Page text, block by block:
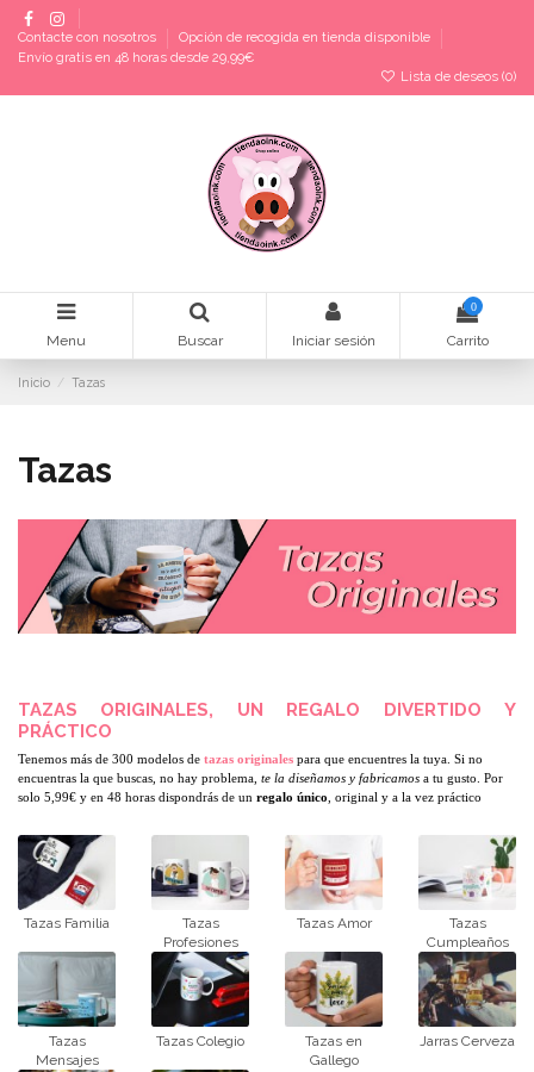
Contacte con nosotros
Opción de recogida en tienda disponible
Envío gratis en 48 horas desde 29,99€
Lista de deseos (0)
Menu Buscar Iniciar sesión
0
Carrito
Inicio Tazas
Tazas
TAZAS ORIGINALES, UN REGALO DIVERTIDO Y
PRÁCTICO
Tenemos más de 300 modelos de tazas originales para que encuentres la tuya. Si no
encuentras la que buscas, no hay problema, te la diseñamos y fabricamos a tu gusto. Por
solo 5,99€ y en 48 horas dispondrás de un regalo único , original y a la vez práctico
Tazas Familia
Tazas
Profesiones
Tazas Amor
Tazas
Cumpleaños
Tazas
Mensajes
Tazas Colegio
Tazas en
Gallego
Jarras Cerveza